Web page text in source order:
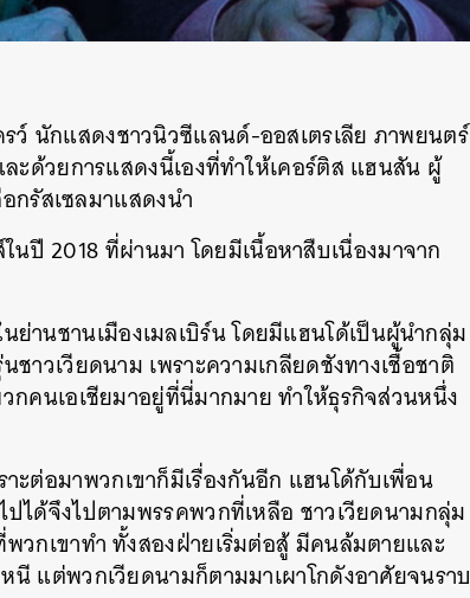
ว์ นักแสดงชาวนิวซีแลนด์-ออสเตรเลีย ภาพยนตร์
ะด้วยการแสดงนี้เองที่ทำให้เคอร์ติส แฮนสัน ผู้
อกรัสเซลมาแสดงนำ
นปี 2018 ที่ผ่านมา โดยมีเนื้อหาสืบเนื่องมาจาก
ย่านชานเมืองเมลเบิร์น โดยมีแฮนโด้เป็นผู้นำกลุ่ม
าวเวียดนาม เพราะความเกลียดชังทางเชื้อชาติ
คนเอเชียมาอยู่ที่นี่มากมาย ทำให้ธุรกิจส่วนหนึ่ง
ะต่อมาพวกเขาก็มีเรื่องกันอีก แฮนโด้กับเพื่อน
ได้จึงไปตามพรรคพวกที่เหลือ ชาวเวียดนามกลุ่ม
กเขาทำ ทั้งสองฝ่ายเริ่มต่อสู้ มีคนล้มตายและ
แต่พวกเวียดนามก็ตามมาเผาโกดังอาศัยจนราบ
LINE EMAIL